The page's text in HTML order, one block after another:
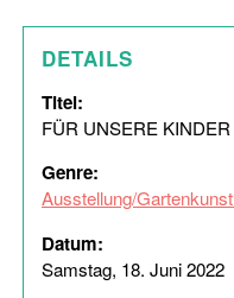
DETAILS
Titel:
FÜR UNSERE KINDER
Genre:
Ausstellung/Gartenkunst
Datum:
Samstag, 18. Juni 2022